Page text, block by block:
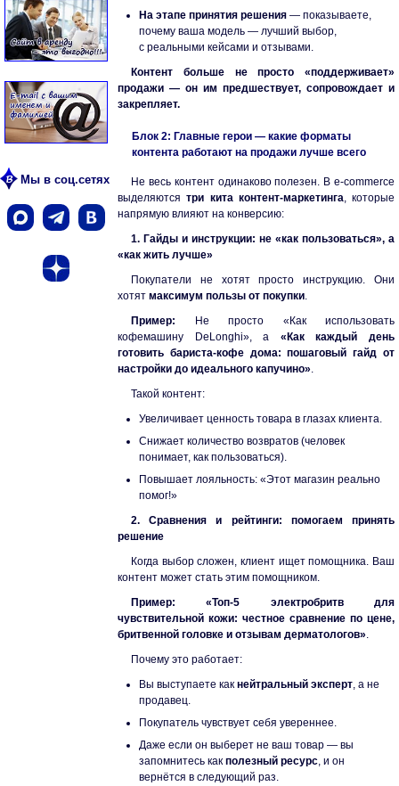
Мы в соц.сетях
На этапе принятия решения — показываете,
почему ваша модель — лучший выбор,
с реальными кейсами и отзывами.
Контент больше не просто «поддерживает»
продажи — он им предшествует, сопровождает и
закрепляет.
Блок 2: Главные герои — какие форматы
контента работают на продажи лучше всего
Не весь контент одинаково полезен. В e-commerce
выделяютсятри кита контент-маркетинга, которые
напрямую влияют на конверсию:
1. Гайды и инструкции: не «как пользоваться», а
«как жить лучше»
Покупатели не хотят просто инструкцию. Они
хотят максимум пользы от покупки.
Пример: Не просто «Как использовать
кофемашину DeLonghi», а «Как каждый день
готовить бариста-кофе дома: пошаговый гайд от
настройки до идеального капучино».
Такой контент:
Увеличивает ценность товара в глазах клиента.
Снижает количество возвратов (человек
понимает, как пользоваться).
Повышает лояльность: «Этот магазин реально
помог!»
2. Сравнения и рейтинги: помогаем принять
решение
Когда выбор сложен, клиент ищет помощника. Ваш
контент может стать этим помощником.
Пример:
«Топ-5 электробритв для
чувствительной кожи: честное сравнение по цене,
бритвенной головке и отзывам дерматологов».
Почему это работает:
Вы выступаете как нейтральный эксперт, а не
продавец.
Покупатель чувствует себя увереннее.
Даже если он выберет не ваш товар — вы
запомнитесь как полезный ресурс, и он
вернётся в следующий раз.